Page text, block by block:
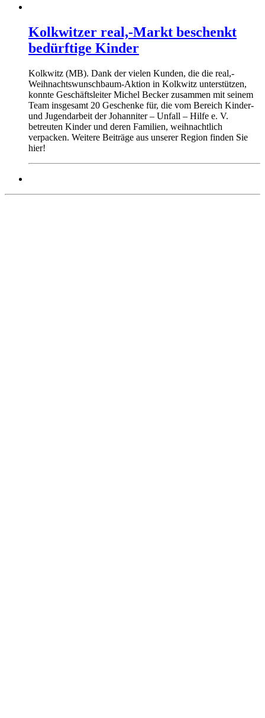
Kolkwitzer real,-Markt beschenkt
bedürftige Kinder
Kolkwitz (MB). Dank der vielen Kunden, die die real,-
Weihnachtswunschbaum-Aktion in Kolkwitz unterstützen,
konnte Geschäftsleiter Michel Becker zusammen mit seinem
Team insgesamt 20 Geschenke für, die vom Bereich Kinder-
und Jugendarbeit der Johanniter – Unfall – Hilfe e. V.
betreuten Kinder und deren Familien, weihnachtlich
verpacken. Weitere Beiträge aus unserer Region finden Sie
hier!